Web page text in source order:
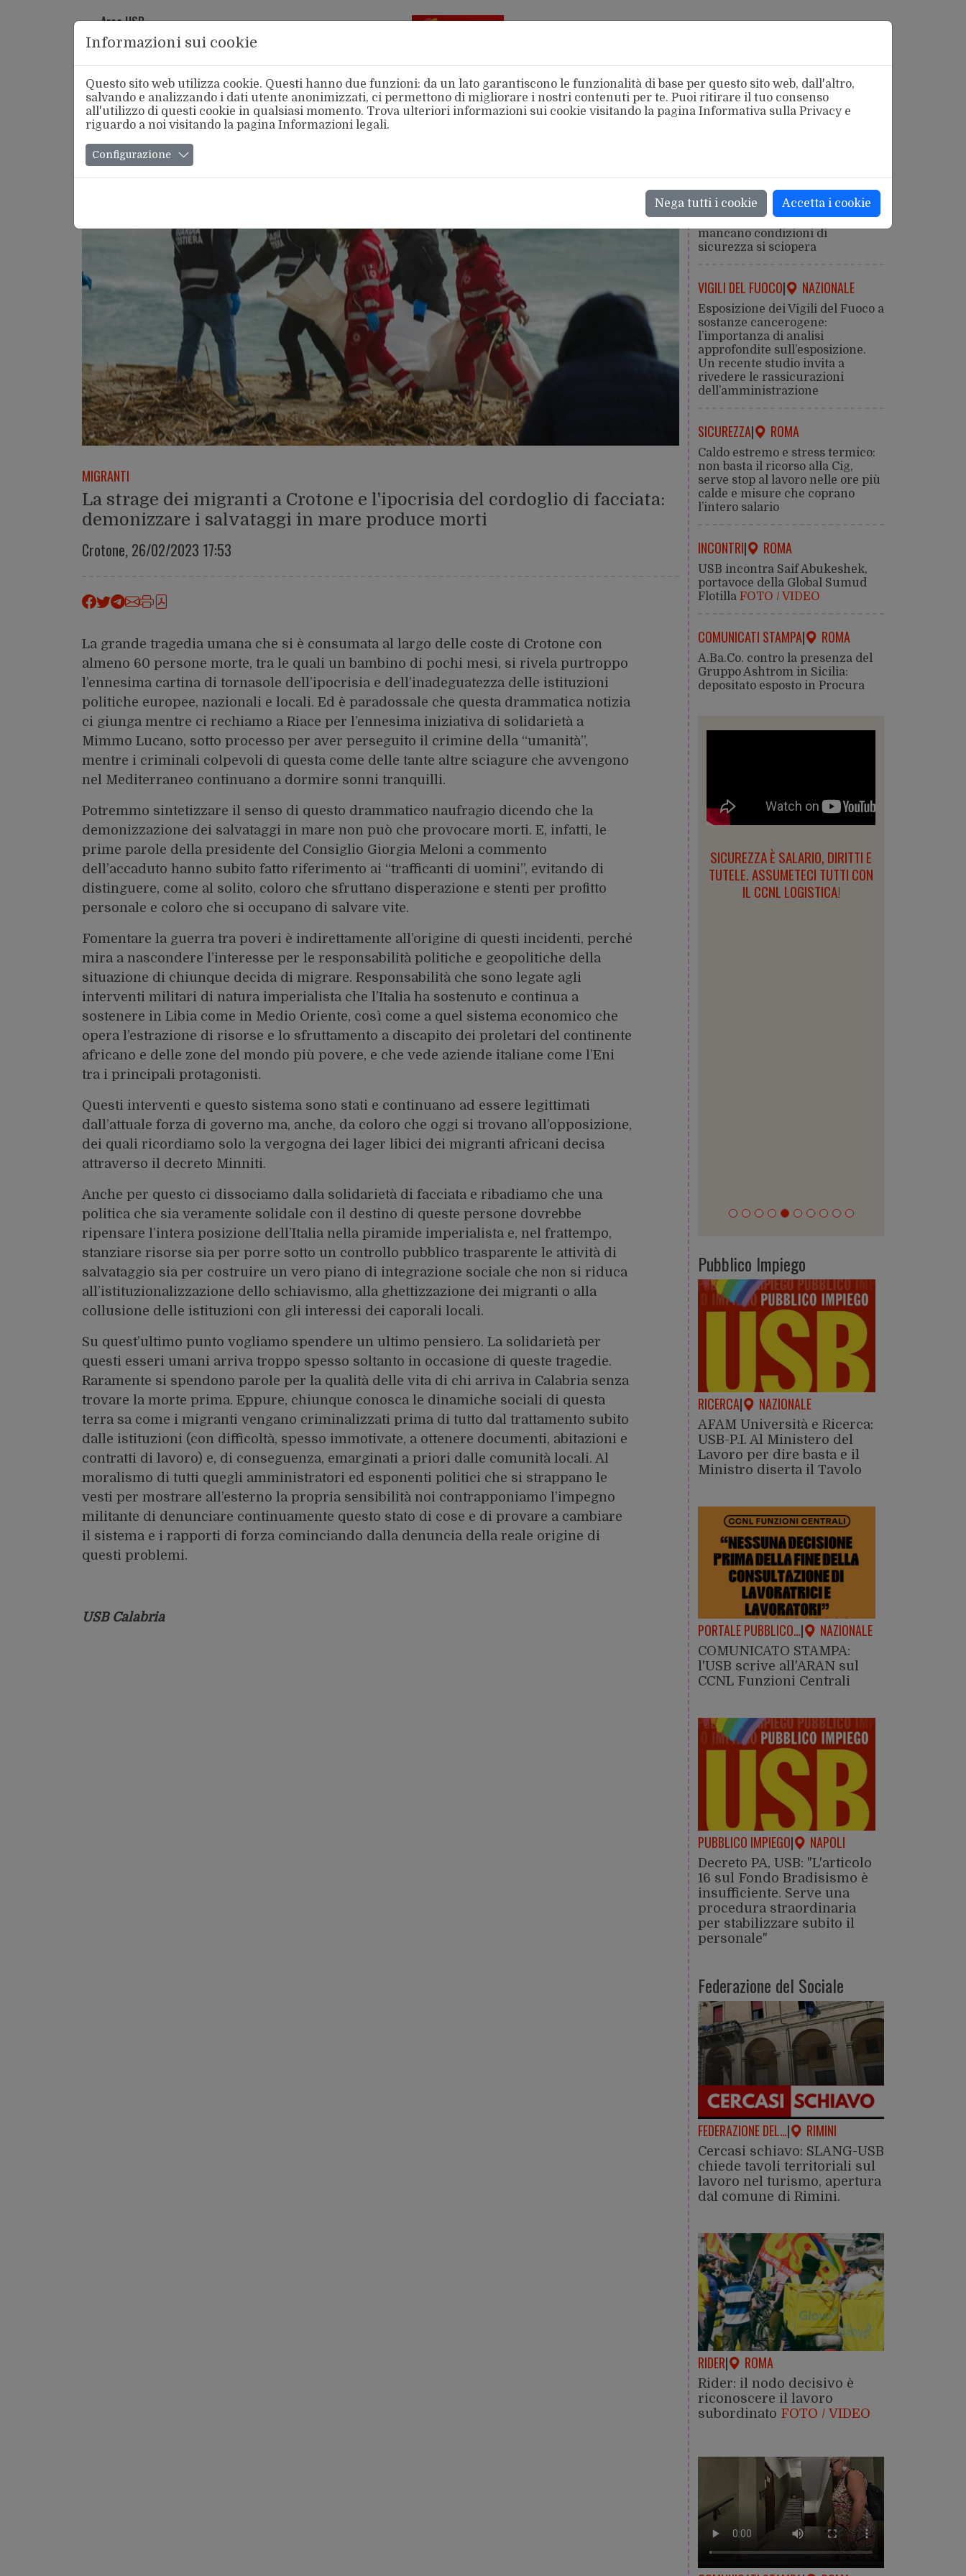
Area USB
alla FSM
Chi Siamo Categorie
MIGRANTI
La strage dei migranti a Crotone e l'ipocrisia del cordoglio di facciata:
demonizzare i salvataggi in mare produce morti
Crotone, 26/02/2023 17:53
La grande tragedia umana che si è consumata al largo delle coste di Crotone con
almeno 60 persone morte, tra le quali un bambino di pochi mesi, si rivela purtroppo
l’ennesima cartina di tornasole dell’ipocrisia e dell’inadeguatezza delle istituzioni
politiche europee, nazionali e locali. Ed è paradossale che questa drammatica notizia
ci giunga mentre ci rechiamo a Riace per l’ennesima iniziativa di solidarietà a
Mimmo Lucano, sotto processo per aver perseguito il crimine della “umanità”,
mentre i criminali colpevoli di questa come delle tante altre sciagure che avvengono
nel Mediterraneo continuano a dormire sonni tranquilli.
Potremmo sintetizzare il senso di questo drammatico naufragio dicendo che la
demonizzazione dei salvataggi in mare non può che provocare morti. E, infatti, le
prime parole della presidente del Consiglio Giorgia Meloni a commento
dell’accaduto hanno subito fatto riferimento ai “trafficanti di uomini”, evitando di
distinguere, come al solito, coloro che sfruttano disperazione e stenti per profitto
personale e coloro che si occupano di salvare vite.
Fomentare la guerra tra poveri è indirettamente all’origine di questi incidenti, perché
mira a nascondere l’interesse per le responsabilità politiche e geopolitiche della
situazione di chiunque decida di migrare. Responsabilità che sono legate agli
interventi militari di natura imperialista che l’Italia ha sostenuto e continua a
sostenere in Libia come in Medio Oriente, così come a quel sistema economico che
opera l’estrazione di risorse e lo sfruttamento a discapito dei proletari del continente
africano e delle zone del mondo più povere, e che vede aziende italiane come l’Eni
tra i principali protagonisti.
Questi interventi e questo sistema sono stati e continuano ad essere legittimati
dall’attuale forza di governo ma, anche, da coloro che oggi si trovano all’opposizione,
dei quali ricordiamo solo la vergogna dei lager libici dei migranti africani decisa
attraverso il decreto Minniti.
Anche per questo ci dissociamo dalla solidarietà di facciata e ribadiamo che una
politica che sia veramente solidale con il destino di queste persone dovrebbe
ripensare l’intera posizione dell’Italia nella piramide imperialista e, nel frattempo,
stanziare risorse sia per porre sotto un controllo pubblico trasparente le attività di
salvataggio sia per costruire un vero piano di integrazione sociale che non si riduca
all’istituzionalizzazione dello schiavismo, alla ghettizzazione dei migranti o alla
collusione delle istituzioni con gli interessi dei caporali locali.
Su quest’ultimo punto vogliamo spendere un ultimo pensiero. La solidarietà per
questi esseri umani arriva troppo spesso soltanto in occasione di queste tragedie.
Raramente si spendono parole per la qualità delle vita di chi arriva in Calabria senza
trovare la morte prima. Eppure, chiunque conosca le dinamiche sociali di questa
terra sa come i migranti vengano criminalizzati prima di tutto dal trattamento subito
dalle istituzioni (con difficoltà, spesso immotivate, a ottenere documenti, abitazioni e
contratti di lavoro) e, di conseguenza, emarginati a priori dalle comunità locali. Al
moralismo di tutti quegli amministratori ed esponenti politici che si strappano le
vesti per mostrare all’esterno la propria sensibilità noi contrapponiamo l’impegno
militante di denunciare continuamente questo stato di cose e di provare a cambiare
il sistema e i rapporti di forza cominciando dalla denuncia della reale origine di
questi problemi.
USB Calabria
SICUREZZA| ROMA
Caldo estremo: la salute viene
prima della produzione. Dove
mancano condizioni di
sicurezza si sciopera
VIGILI DEL FUOCO| NAZIONALE
Esposizione dei Vigili del Fuoco a
sostanze cancerogene:
l’importanza di analisi
approfondite sull’esposizione.
Un recente studio invita a
rivedere le rassicurazioni
dell’amministrazione
SICUREZZA| ROMA
Caldo estremo e stress termico:
non basta il ricorso alla Cig,
serve stop al lavoro nelle ore più
calde e misure che coprano
l’intero salario
INCONTRI| ROMA
USB incontra Saif Abukeshek,
portavoce della Global Sumud
Flotilla FOTO / VIDEO
COMUNICATI STAMPA| ROMA
A.Ba.Co. contro la presenza del
Gruppo Ashtrom in Sicilia:
depositato esposto in Procura
SICUREZZA È SALARIO, DIRITTI E
TUTELE. ASSUMETECI TUTTI CON
IL CCNL LOGISTICA!
Pubblico Impiego
RICERCA| NAZIONALE
AFAM Università e Ricerca:
USB-P.I. Al Ministero del
Lavoro per dire basta e il
Ministro diserta il Tavolo
PORTALE PUBBLICO…| NAZIONALE
COMUNICATO STAMPA:
l'USB scrive all'ARAN sul
CCNL Funzioni Centrali
PUBBLICO IMPIEGO| NAPOLI
Decreto PA, USB: "L'articolo
16 sul Fondo Bradisismo è
insufficiente. Serve una
procedura straordinaria
per stabilizzare subito il
personale"
Federazione del Sociale
FEDERAZIONE DEL…| RIMINI
Cercasi schiavo: SLANG-USB
chiede tavoli territoriali sul
lavoro nel turismo, apertura
dal comune di Rimini.
RIDER| ROMA
Rider: il nodo decisivo è
riconoscere il lavoro
subordinato FOTO / VIDEO
Informazioni sui cookie
Questo sito web utilizza cookie. Questi hanno due funzioni: da un lato garantiscono le funzionalità di base per questo sito web, dall'altro,
salvando e analizzando i dati utente anonimizzati, ci permettono di migliorare i nostri contenuti per te. Puoi ritirare il tuo consenso
all'utilizzo di questi cookie in qualsiasi momento. Trova ulteriori informazioni sui cookie visitando la pagina Informativa sulla Privacye
riguardo a noi visitando la pagina Informazioni legali.
Configurazione
Nega tutti i cookie Accetta i cookie